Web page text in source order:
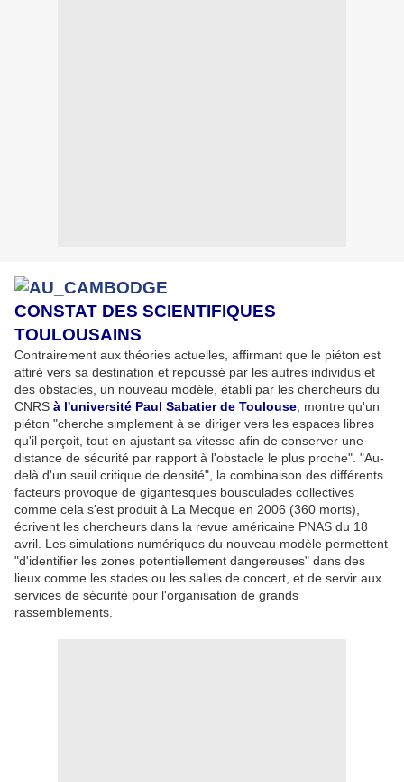
CONSTAT DES SCIENTIFIQUES
TOULOUSAINS
Contrairement aux théories actuelles, affirmant que le piéton est
attiré vers sa destination et repoussé par les autres individus et
des obstacles, un nouveau modèle, établi par les chercheurs du
CNRS à l'université Paul Sabatier de Toulouse montre qu'un
piéton "cherche simplement à se diriger vers les espaces libres
qu'il perçoit, tout en ajustant sa vitesse afin de conserver une
distance de sécurité par rapport à l'obstacle le plus proche". "Au-
delà d'un seuil critique de densité", la combinaison des différents
facteurs provoque de gigantesques bousculades collectives
comme cela s'est produit à La Mecque en 2006 (360 morts),
écrivent les chercheurs dans la revue américaine PNAS du 18
avril. Les simulations numériques du nouveau modèle permettent
"d'identifier les zones potentiellement dangereuses" dans des
lieux comme les stades ou les salles de concert, et de servir aux
services de sécurité pour l'organisation de grands
rassemblements.